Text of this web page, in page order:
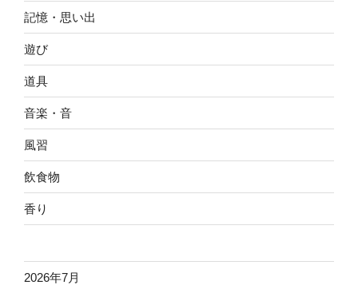
記憶・思い出
遊び
道具
音楽・音
風習
飲食物
香り
2026年7月